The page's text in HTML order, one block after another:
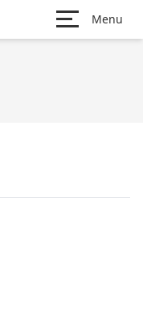
Menu